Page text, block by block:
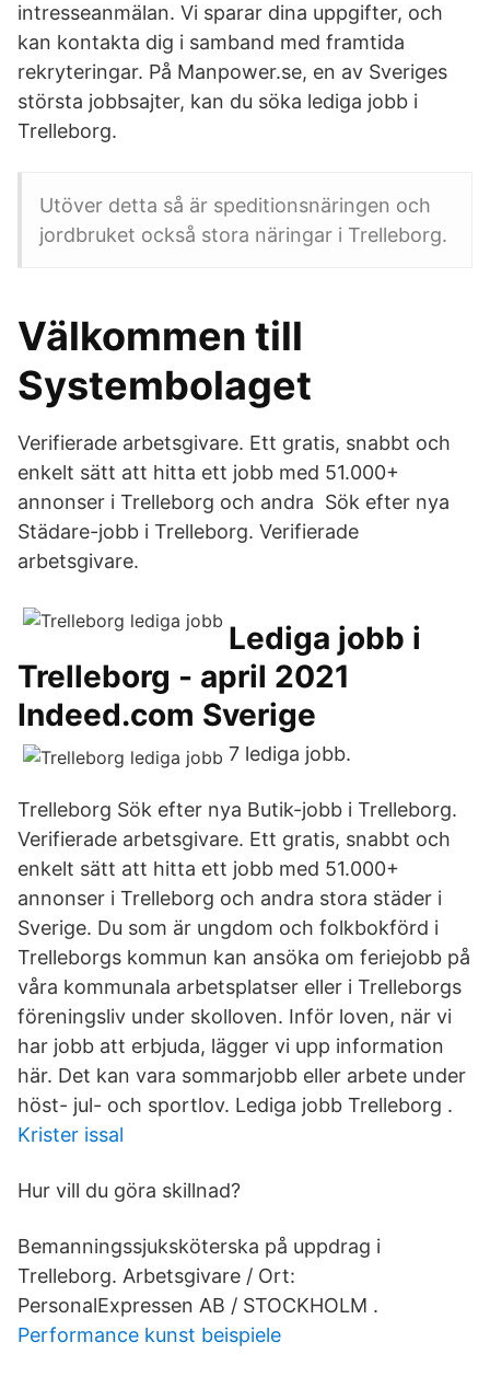
intresseanmälan. Vi sparar dina uppgifter, och
kan kontakta dig i samband med framtida
rekryteringar. På Manpower.se, en av Sveriges
största jobbsajter, kan du söka lediga jobb i
Trelleborg.
Utöver detta så är speditionsnäringen och
jordbruket också stora näringar i Trelleborg.
Välkommen till
Systembolaget
Verifierade arbetsgivare. Ett gratis, snabbt och
enkelt sätt att hitta ett jobb med 51.000+
annonser i Trelleborg och andra Sök efter nya
Städare-jobb i Trelleborg. Verifierade
arbetsgivare.
Lediga jobb i
Trelleborg - april 2021
Indeed.com Sverige
7 lediga jobb.
Trelleborg Sök efter nya Butik-jobb i Trelleborg.
Verifierade arbetsgivare. Ett gratis, snabbt och
enkelt sätt att hitta ett jobb med 51.000+
annonser i Trelleborg och andra stora städer i
Sverige. Du som är ungdom och folkbokförd i
Trelleborgs kommun kan ansöka om feriejobb på
våra kommunala arbetsplatser eller i Trelleborgs
föreningsliv under skolloven. Inför loven, när vi
har jobb att erbjuda, lägger vi upp information
här. Det kan vara sommarjobb eller arbete under
höst- jul- och sportlov. Lediga jobb Trelleborg .
Krister issal
Hur vill du göra skillnad?
Bemanningssjuksköterska på uppdrag i
Trelleborg. Arbetsgivare / Ort:
PersonalExpressen AB / STOCKHOLM .
Performance kunst beispiele